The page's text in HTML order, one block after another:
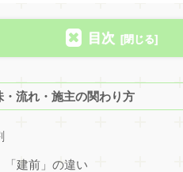
目次
・流れ・施主の関わり方
「建前」の違い